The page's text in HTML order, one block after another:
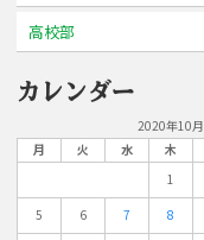
高校部
カレンダー
2020年10月
月
火 水 木
1
5
6 7 8